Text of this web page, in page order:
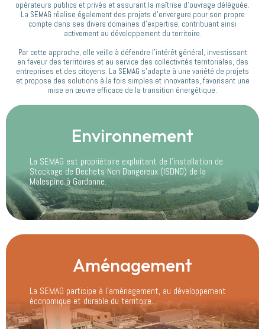
opérateurs publics et privés et assurant la maîtrise d’ouvrage déléguée.
La SEMAG réalise également des projets d’envergure pour son propre
compte dans ses divers domaines d’expertise, contribuant ainsi
activement au développement du territoire.
Par cette approche, elle veille à défendre l’intérêt général, investissant
en faveur des territoires et au service des collectivités territoriales, des
entreprises et des citoyens. La SEMAG s’adapte à une variété de projets
et propose des solutions à la fois simples et innovantes, favorisant une
mise en œuvre efficace de la transition énergétique.
Environnement
La SEMAG est propriétaire exploitant de l’installation de
Stockage de Dechets Non Dangereux (ISDND) de la
Malespine à Gardanne.
Aménagement
La SEMAG participe à l’aménagement, au développement
économique et durable du territoire.